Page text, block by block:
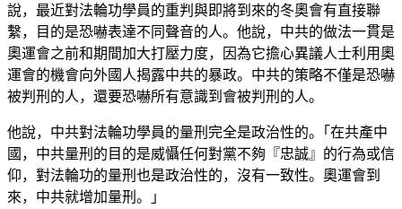
說，最近對法輪功學員的重判與即將到來的冬奧會有直接聯
繫，目的是恐嚇表達不同聲音的人。他說，中共的做法一貫是
奧運會之前和期間加大打壓力度，因為它擔心異議人士利用奧
運會的機會向外國人揭露中共的暴政。中共的策略不僅是恐嚇
被判刑的人，還要恐嚇所有意識到會被判刑的人。
他說，中共對法輪功學員的量刑完全是政治性的。｢在共產中
國，中共量刑的目的是威懾任何對黨不夠『忠誠』的行為或信
仰，對法輪功的量刑也是政治性的，沒有一致性。奧運會到
來，中共就增加量刑。｣